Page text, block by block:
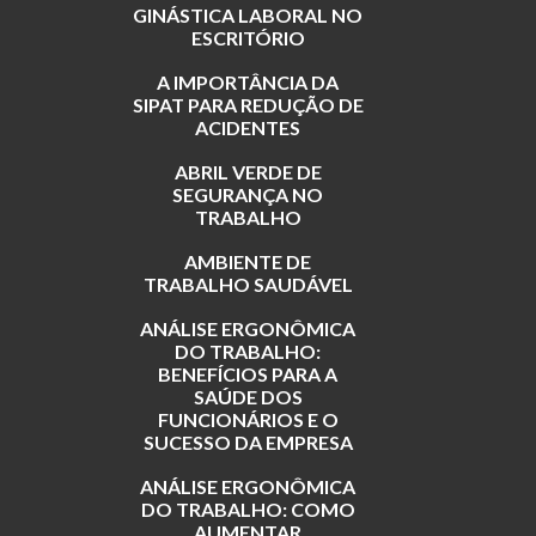
GINÁSTICA LABORAL NO
ESCRITÓRIO
A IMPORTÂNCIA DA
SIPAT PARA REDUÇÃO DE
ACIDENTES
ABRIL VERDE DE
SEGURANÇA NO
TRABALHO
AMBIENTE DE
TRABALHO SAUDÁVEL
ANÁLISE ERGONÔMICA
DO TRABALHO:
BENEFÍCIOS PARA A
SAÚDE DOS
FUNCIONÁRIOS E O
SUCESSO DA EMPRESA
ANÁLISE ERGONÔMICA
DO TRABALHO: COMO
AUMENTAR